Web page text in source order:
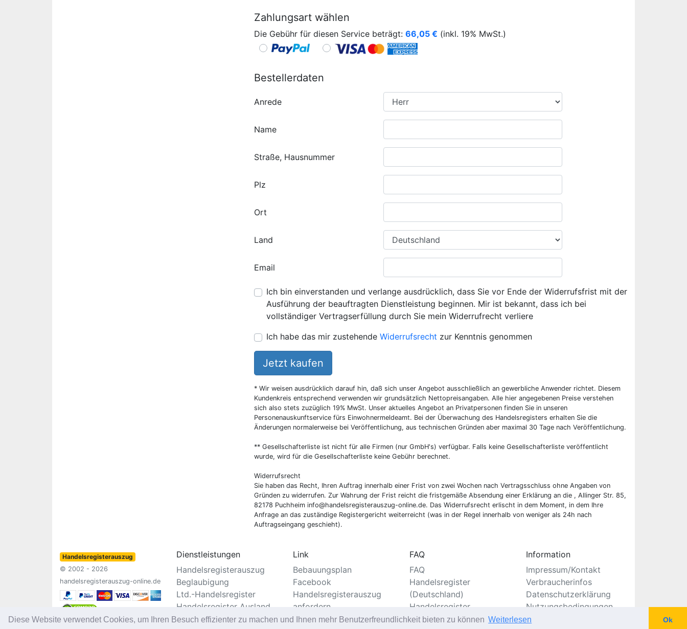
Diese Website verwendet Cookies, um Ihren Besuch effizienter zu machen und Ihnen mehr Benutzerfreundlichkeit bieten zu können Weiterlesen Ok
Zahlungsart wählen
Die Gebühr für diesen Service beträgt: 66,05 € (inkl. 19% MwSt.)
Bestellerdaten
Anrede
Name
Straße, Hausnummer
Plz
Ort
Land
Email
Ich bin einverstanden und verlange ausdrücklich, dass Sie vor Ende der Widerrufsfrist mit der
Ausführung der beauftragten Dienstleistung beginnen. Mir ist bekannt, dass ich bei
vollständiger Vertragserfüllung durch Sie mein Widerrufrecht verliere
Ich habe das mir zustehende Widerrufsrecht zur Kenntnis genommen
Jetzt kaufen
* Wir weisen ausdrücklich darauf hin, daß sich unser Angebot ausschließlich an gewerbliche Anwender richtet. Diesem
Kundenkreis entsprechend verwenden wir grundsätzlich Nettopreisangaben. Alle hier angegebenen Preise verstehen
sich also stets zuzüglich 19% MwSt. Unser aktuelles Angebot an Privatpersonen finden Sie in unseren
Personenauskunftservice fürs Einwohnermeldeamt. Bei der Überwachung des Handelsregisters erhalten Sie die
Änderungen normalerweise bei Veröffentlichung, aus technischen Gründen aber maximal 30 Tage nach Veröffentlichung.
** Gesellschafterliste ist nicht für alle Firmen (nur GmbH's) verfügbar. Falls keine Gesellschafterliste veröffentlicht
wurde, wird für die Gesellschafterliste keine Gebühr berechnet.
Widerrufsrecht
Sie haben das Recht, Ihren Auftrag innerhalb einer Frist von zwei Wochen nach Vertragsschluss ohne Angaben von
Gründen zu widerrufen. Zur Wahrung der Frist reicht die fristgemäße Absendung einer Erklärung an die , Allinger Str. 85,
82178 Puchheim info@handelsregisterauszug-online.de. Das Widerrufsrecht erlischt in dem Moment, in dem Ihre
Anfrage an das zuständige Registergericht weiterreicht (was in der Regel innerhalb von weniger als 24h nach
Auftragseingang geschieht).
Handelsregisterauszug
© 2002 - 2026
handelsregisterauszug-online.de
Dienstleistungen
Handelsregisterauszug
Beglaubigung
Ltd.-Handelsregister
Handelsregister Ausland
Vereinsregister
Link
Bebauungsplan
Facebook
Handelsregisterauszug
anfordern
Standesamt
FAQ
FAQ
Handelsregister
(Deutschland)
Handelsregister
Information
Impressum/Kontakt
Verbraucherinfos
Datenschutzerklärung
Nutzungsbedingungen
Seitenverzeichnis